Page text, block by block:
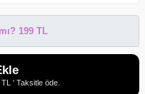
199 TL
' Taksitle öde.